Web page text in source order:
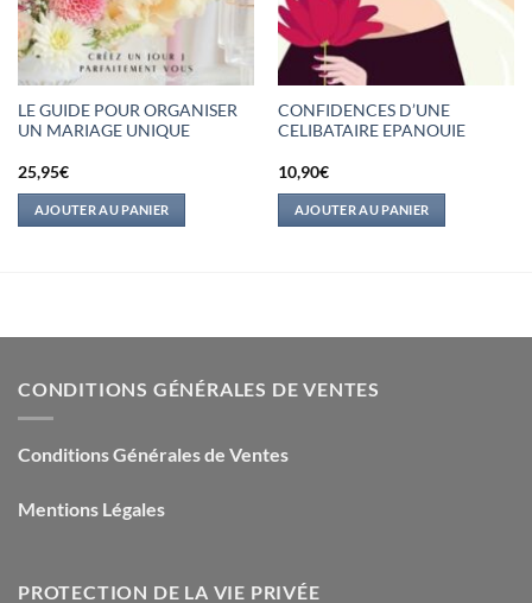
LE GUIDE POUR ORGANISER
UN MARIAGE UNIQUE
25,95€
AJOUTER AU PANIER
CONFIDENCES D’UNE
CELIBATAIRE EPANOUIE
10,90€
AJOUTER AU PANIER
CONDITIONS GÉNÉRALES DE VENTES
Conditions Générales de Ventes
Mentions Légales
PROTECTION DE LA VIE PRIVÉE